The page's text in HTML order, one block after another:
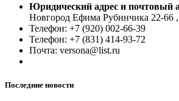
Юридический адрес и почтовый
Новгород Ефима Рубинчика 22-66
Телефон: +7 (920) 002-66-39
Телефон: +7 (831) 414-93-72
Почта: versona@list.ru
Последние новости